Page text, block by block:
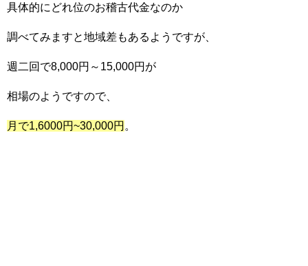
具体的にどれ位のお稽古代金なのか
調べてみますと地域差もあるようですが、
週二回で8,000円～15,000円が
相場のようですので、
月で1,6000円~30,000円 。